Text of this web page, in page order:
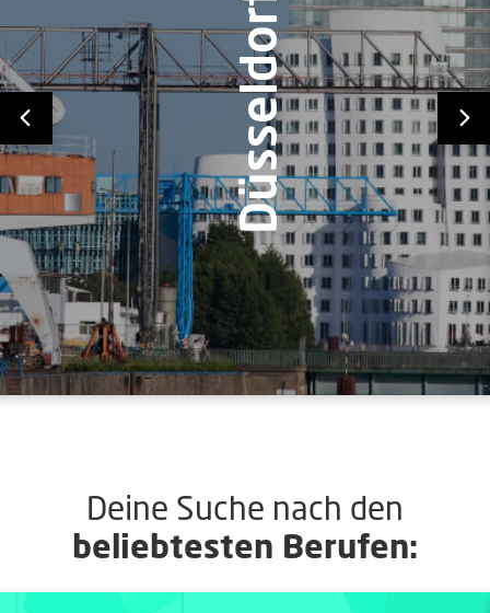
Frankfurt
Deine Suche nach den
beliebtesten Berufen: